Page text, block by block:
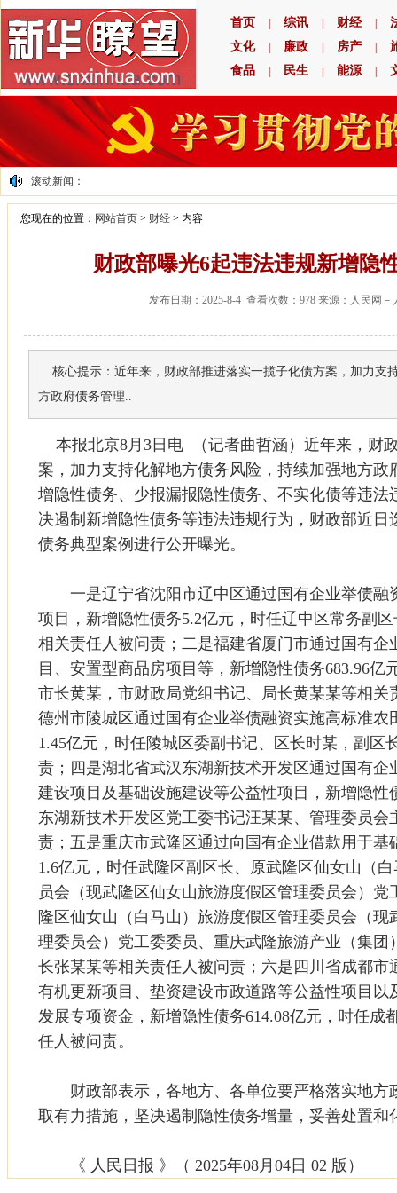
首页 综讯 财经
文化
廉政 房产
食品
民生 能源
滚动新闻：
您现在的位置： 网站首页 > 财经 > 内容
财政部曝光6起违法违规新增隐
发布日期：2025-8-4 查看次数：978 来源：人民网
核心提示：近年来，财政部推进落实一揽子化债方案，加力支
方政府债务管理..
本报北京8月3日电 （记者曲哲涵）近年来，财
案，加力支持化解地方债务风险，持续加强地方政
增隐性债务、少报漏报隐性债务、不实化债等违法
决遏制新增隐性债务等违法违规行为，财政部近日
债务典型案例进行公开曝光。
一是辽宁省沈阳市辽中区通过国有企业举债融
项目，新增隐性债务5.2亿元，时任辽中区常务副
相关责任人被问责；二是福建省厦门市通过国有企
目、安置型商品房项目等，新增隐性债务683.96亿
市长黄某，市财政局党组书记、局长黄某某等相关
德州市陵城区通过国有企业举债融资实施高标准农
1.45亿元，时任陵城区委副书记、区长时某，副区
责；四是湖北省武汉东湖新技术开发区通过国有企
建设项目及基础设施建设等公益性项目，新增隐性
东湖新技术开发区党工委书记汪某某、管理委员
责；五是重庆市武隆区通过向国有企业借款用于基
1.6亿元，时任武隆区副区长、原武隆区仙女山（
员会（现武隆区仙女山旅游度假区管理委员会）
隆区仙女山（白马山）旅游度假区管理委员会（
理委员会）党工委委员、重庆武隆旅游产业（集团
长张某某等相关责任人被问责；六是四川省成都市
有机更新项目、垫资建设市政道路等公益性项目以
发展专项资金，新增隐性债务614.08亿元，时任成
任人被问责。
财政部表示，各地方、各单位要严格落实地方
取有力措施，坚决遏制隐性债务增量，妥善处置和
《 人民日报 》（ 2025年08月04日 02 版）